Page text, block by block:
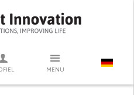
MENU
DIE SUCHE ZU STARTEN